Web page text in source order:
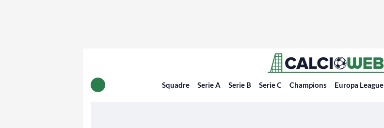
Squadre Serie A Serie B Serie C Champions Europa League